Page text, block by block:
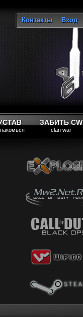
Контакты Вход
ЗАБИТЬ CW
clan war